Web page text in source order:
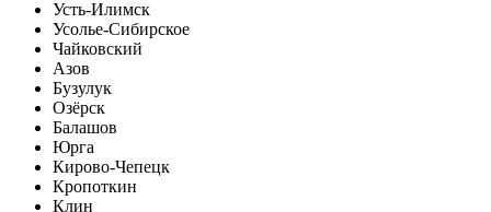
Усть-Илимск
Усолье-Сибирское
Чайковский
Азов
Бузулук
Озёрск
Балашов
Юрга
Кирово-Чепецк
Кропоткин
Клин